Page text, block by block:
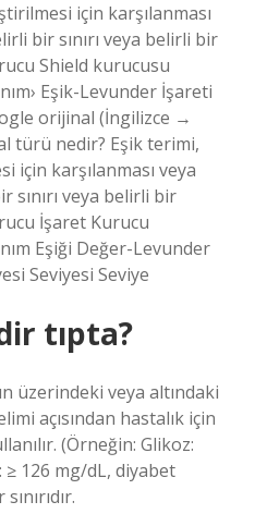
için karşılanması
bir sınırı veya belirli bir
Shield kurucusu
Eşik-Levunder İşareti
orijinal (İngilizce →
türü nedir? Eşik terimi,
için karşılanması veya
sınırı veya belirli bir
İşaret Kurucu
Eşiği Değer-Levunder
Seviyesi Seviye
tıpta?
üzerindeki veya altındaki
açısından hastalık için
(Örneğin: Glikoz:
126 mg/dL, diyabet